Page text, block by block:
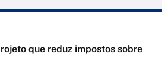
que reduz impostos sobre